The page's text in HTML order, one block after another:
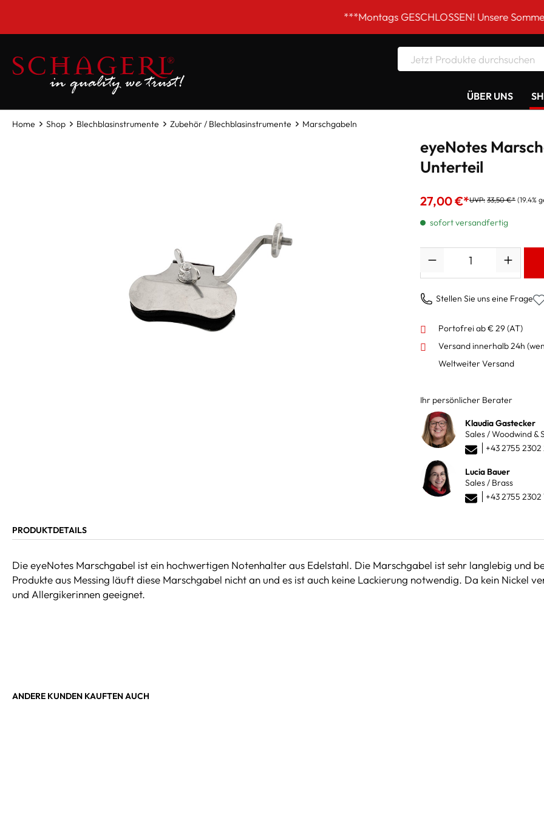
***Montags GESCHLOSSEN! Unsere Sommer-
ÜBER UNS
Home Shop Blechblasinstrumente Zubehör / Blechblasinstrumente Marschgabeln
eyeNotes
Unterteil
27,00 €*UVP: 33,50 €* (19.4%
sofort versandfertig
Stellen Sie uns eine Frage
Portofrei ab € 29 (AT)
Versand innerhalb 24h
Weltweiter Versand
Ihr persönlicher Berater
Klaudia Gastecker
Sales / Woodwind &
+43 2755 2302
Lucia Bauer
Sales / Brass
+43 2755 2302
PRODUKTDETAILS
Die eyeNotes Marschgabel ist ein hochwertigen Notenhalter aus Edelstahl. Die Marschgabel ist sehr langlebig und
Produkte aus Messing läuft diese Marschgabel nicht an und es ist auch keine Lackierung notwendig. Da kein Nickel
und Allergikerinnen geeignet.
ANDERE KUNDEN KAUFTEN AUCH